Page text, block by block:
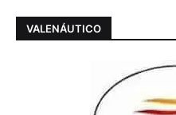
VALENÁUTICO